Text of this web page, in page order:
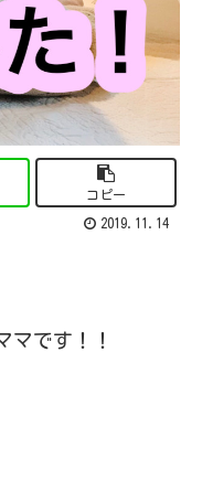
コピー
2019.11.14
です！！